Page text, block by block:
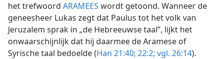
het trefwoord ARAMEES wordt getoond. Wanneer de
geneesheer Lukas zegt dat Paulus tot het volk van
Jeruzalem sprak in „de Hebreeuwse taal”, lijkt het
onwaarschijnlijk dat hij daarmee de Aramese of
Syrische taal bedoelde (Han 21:40; 22:2; vgl. 26:14).